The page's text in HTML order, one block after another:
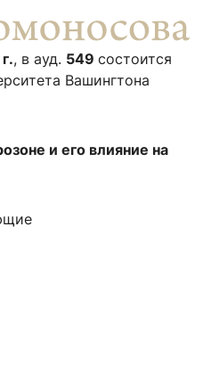
, в ауд. 549 состоится
Вашингтона
и его влияние на